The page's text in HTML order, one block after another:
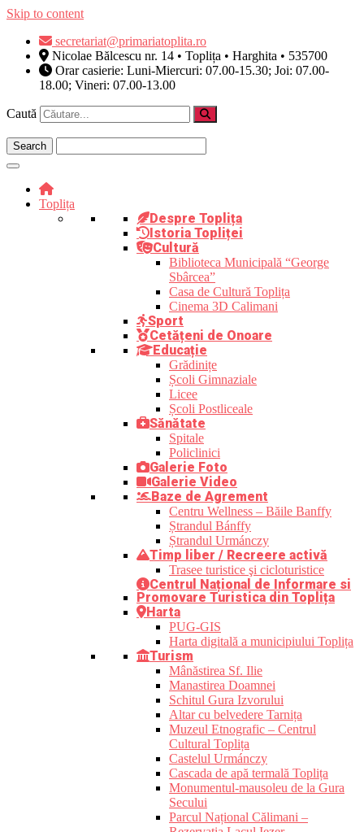
Skip to content
secretariat@primariatoplita.ro
Nicolae Bălcescu nr. 14 • Toplița • Harghita • 535700
Orar casierie: Luni-Miercuri: 07.00-15.30; Joi: 07.00-
18.00; Vineri: 07.00-13.00
Caută
Toplița
Despre Toplița
Istoria Topliței
Cultură
Biblioteca Municipală “George
Sbârcea”
Casa de Cultură Toplița
Cinema 3D Calimani
Sport
Cetățeni de Onoare
Educație
Grădinițe
Școli Gimnaziale
Licee
Școli Postliceale
Sănătate
Spitale
Policlinici
Galerie Foto
Galerie Video
Baze de Agrement
Centru Wellness – Băile Banffy
Ștrandul Bánffy
Ștrandul Urmánczy
Timp liber / Recreere activă
Trasee turistice şi cicloturistice
Centrul Național de Informare si
Promovare Turistica din Toplița
Harta
PUG-GIS
Harta digitală a municipiului Toplița
Turism
Mânăstirea Sf. Ilie
Manastirea Doamnei
Schitul Gura Izvorului
Altar cu belvedere Tarnița
Muzeul Etnografic – Centrul
Cultural Toplița
Castelul Urmánczy
Cascada de apă termală Toplița
Monumentul-mausoleu de la Gura
Secului
Parcul Național Călimani –